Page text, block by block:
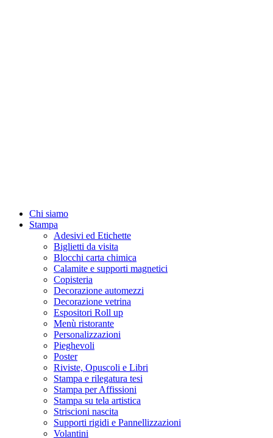
Chi siamo
Stampa
Adesivi ed Etichette
Biglietti da visita
Blocchi carta chimica
Calamite e supporti magnetici
Copisteria
Decorazione automezzi
Decorazione vetrina
Espositori Roll up
Menù ristorante
Personalizzazioni
Pieghevoli
Poster
Riviste, Opuscoli e Libri
Stampa e rilegatura tesi
Stampa per Affissioni
Stampa su tela artistica
Striscioni nascita
Supporti rigidi e Pannellizzazioni
Volantini